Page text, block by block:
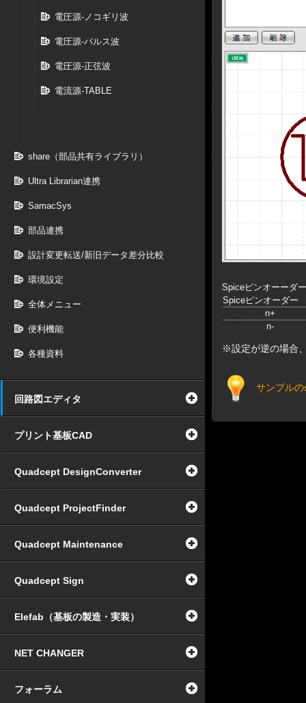
電圧源-ノコギリ波
電圧源-パルス波
電圧源-正弦波
電流源-TABLE
share（部品共有ライブラリ）
Ultra Librarian連携
SamacSys
部品連携
設計変更転送/新旧データ差分比較
環境設定
全体メニュー
便利機能
各種資料
回路図エディタ
プリント基板CAD
Quadcept DesignConverter
Quadcept ProjectFinder
Quadcept Maintenance
Quadcept Sign
Elefab（基板の製造・実装）
NET CHANGER
フォーラム
Spiceピンオーーダ
Spiceピンオーダー
n+
n-
※設定が逆の場合
サンプル